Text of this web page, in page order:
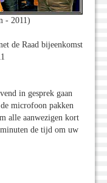
- 2011)
de Raad bijeenkomst
in gesprek gaan
microfoon pakken
alle aanwezigen kort
de tijd om uw